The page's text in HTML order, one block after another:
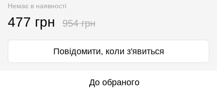
Немає в наявності
477 грн 954 грн
Повідомити, коли з'явиться
До обраного